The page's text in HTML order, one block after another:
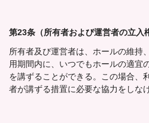
第23条（所有者および運営者の立入
所有者及び運営者は、ホールの維持
用期間内に、いつでもホールの適宜
を講ずることができる。この場合、
者が講ずる措置に必要な協力をしな